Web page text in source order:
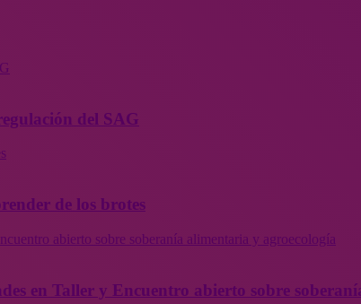
del SAG
de los brotes
abierto sobre soberanía alimentaria y agroecología
en Taller y Encuentro abierto sobre